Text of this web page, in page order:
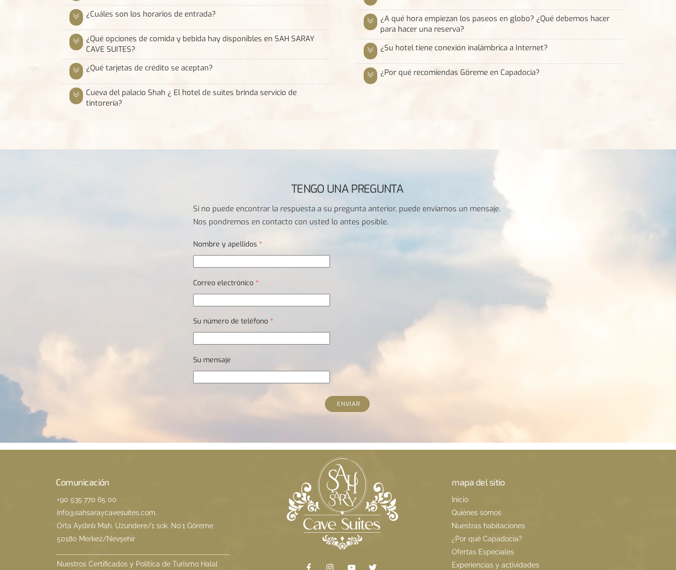
¿Cuáles son los horarios de entrada?
¿Qué opciones de comida y bebida hay disponibles en SAH SARAY
CAVE SUITES?
¿Qué tarjetas de crédito se aceptan?
Cueva del palacio Shah ¿ El hotel de suites brinda servicio de
tintorería?
¿A qué hora empiezan los paseos en globo? ¿Qué debemos hacer
para hacer una reserva?
¿Su hotel tiene conexión inalámbrica a Internet?
¿Por qué recomiendas Göreme en Capadocia?
TENGO UNA PREGUNTA
Si no puede encontrar la respuesta a su pregunta anterior, puede enviarnos un mensaje.
Nos pondremos en contacto con usted lo antes posible.
Nombre y apellidos*
Correo electrónico*
Su número de teléfono*
Su mensaje
ENVIAR
Comunicación
+90 535 770 65 00
info@sahsaraycavesuites.com.
Orta Aydınlı Mah. Uzundere/1 sok. No:1 Göreme
50180 Merkez/Nevşehir
Nuestros Certificados y Política de Turismo Halal
mapa del sitio
Inicio
Quiénes somos
Nuestras habitaciones
¿Por qué Capadocia?
Ofertas Especiales
Experiencias y actividades